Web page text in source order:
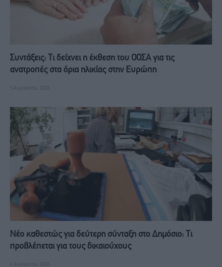
Συντάξεις: Τι δείχνει η έκθεση του ΟΟΣΑ για τις
ανατροπές στα όρια ηλικίας στην Ευρώπη
5 Αυγούστου, 2026
Νέο καθεστώς για δεύτερη σύνταξη στο Δημόσιο: Τι
προβλέπεται για τους δικαιούχους
4 Αυγούστου, 2026